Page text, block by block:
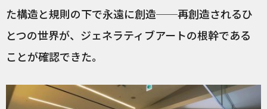
た構造と規則の下で永遠に創造──再創造されるひ
とつの世界が、ジェネラティブアートの根幹である
ことが確認できた。